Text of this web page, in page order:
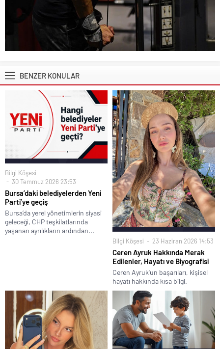
BENZER KONULAR
Bilgi Köşesi
30 Temmuz 2026 23:53
Bursa’daki belediyelerden Yeni
Parti’ye geçiş
Bursa’da yerel yönetimlerin siyasi
geleceği, CHP teşkilatlarında
yaşanan ayrılıkların ardından...
Bilgi Köşesi 23 Haziran 2026 14:53
Ceren Ayruk Hakkında Merak
Edilenler, Hayatı ve Biyografisi
Ceren Ayruk'un başarıları, kişisel
hayatı hakkında kısa bilgi.